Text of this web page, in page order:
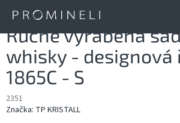
Ručně vyráběna
whisky - designová
1865C - S
2351
Značka: TP KRISTALL